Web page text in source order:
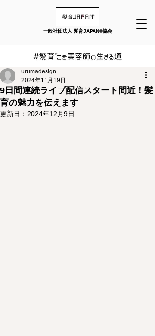
一般社団法人 髪育JAPAN®︎協会
9日間連続ライブ配信スタート間近！髪
育の魅力を伝えます
urumadesign
2024年11月19日
更新日： 2024年12月9日